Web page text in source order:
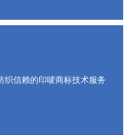
织信赖的印唛商标技术服务